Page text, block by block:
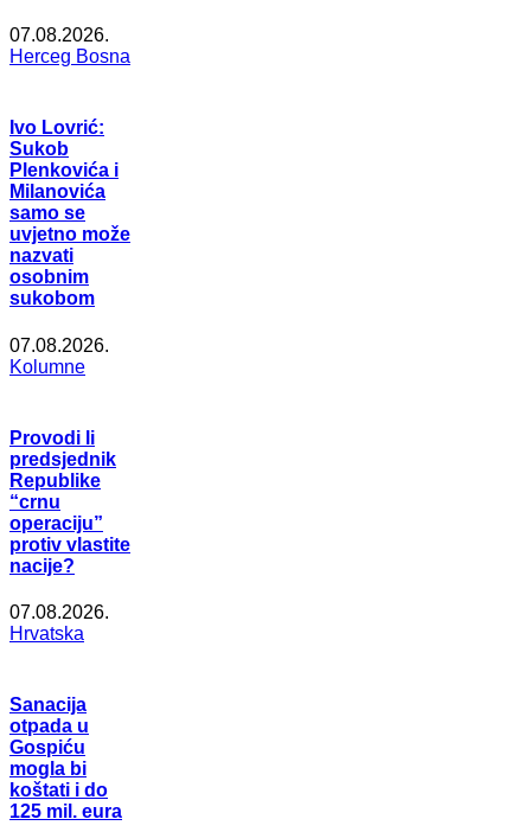
07.08.2026.
Herceg Bosna
Ivo Lovrić:
Sukob
Plenkovića i
Milanovića
samo se
uvjetno može
nazvati
osobnim
sukobom
07.08.2026.
Kolumne
Provodi li
predsjednik
Republike
“crnu
operaciju”
protiv vlastite
nacije?
07.08.2026.
Hrvatska
Sanacija
otpada u
Gospiću
mogla bi
koštati i do
125 mil. eura